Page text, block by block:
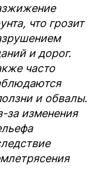
что грозит
и дорог.
часто
и обвалы.
за изменения